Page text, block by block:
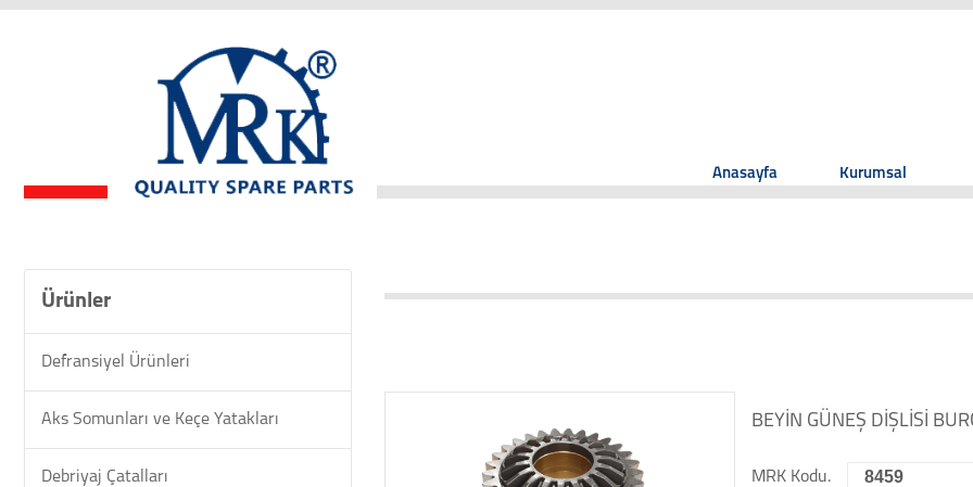
Anasayfa Kurumsal
Ürünler
Defransiyel Ürünleri
Aks Somunları ve Keçe Yatakları
Debriyaj Çatalları
BEYİN GÜNEŞ DİŞLİSİ
MRK Kodu. 8459